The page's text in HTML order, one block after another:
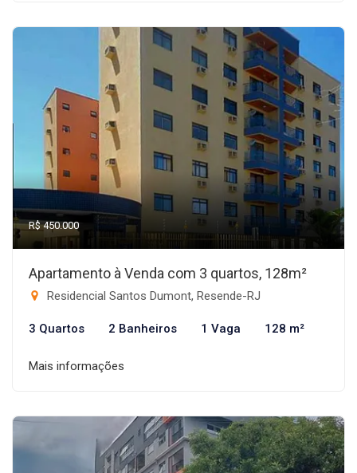
R$ 450.000
Apartamento à Venda com 3 quartos, 128m²
Residencial Santos Dumont, Resende-RJ
3 Quartos 2 Banheiros 1 Vaga 128 m²
Mais informações